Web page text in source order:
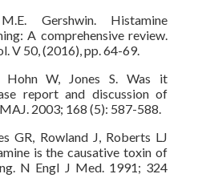
Gershwin. Histamine
A comprehensive review.
V 50, (2016), pp. 64-69.
Hohn W, Jones S. Was it
report and discussion of
2003; 168 (5): 587-588.
GR, Rowland J, Roberts LJ
is the causative toxin of
N Engl J Med. 1991; 324